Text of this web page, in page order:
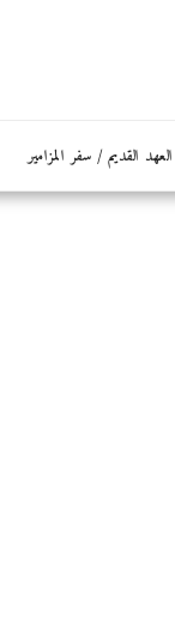
القديم / سفر المزامير